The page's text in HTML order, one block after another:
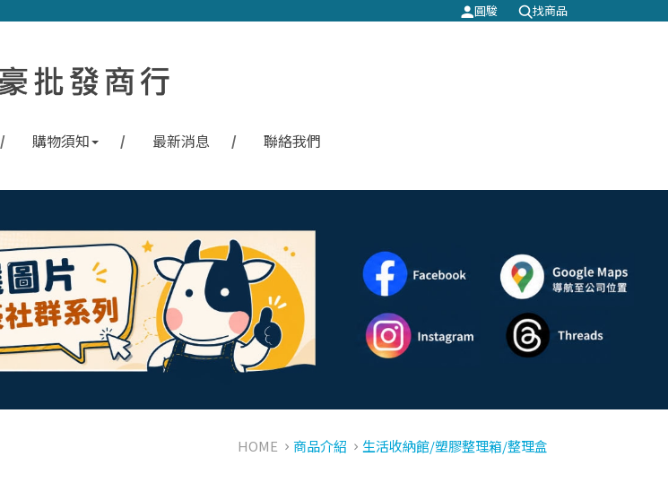
圓駿 找商品
購物須知 最新消息 聯絡我們
HOME 商品介紹 生活收納館/塑膠整理箱/整理盒